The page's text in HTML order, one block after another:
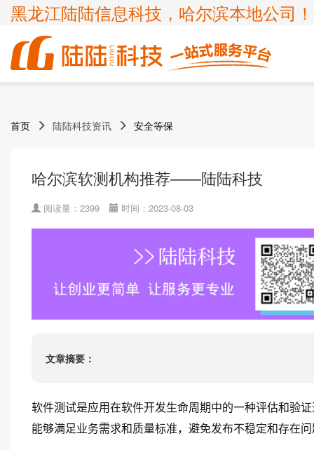
黑龙江陆陆信息科技，哈尔滨本地公司！
企业服务
APPLICATION CONDITIONS
呼叫中心业务
外资经营电信业务
诊所备案
知识产权
商标疑难
认证服务
ISO14001
ISO27001
ISO20000
FSC森林认证
ISO22000
IATF16949
项目申报
专精特新
首页 陆陆科技资讯 安全等保
哈尔滨软测机构推荐——陆陆科技
阅读量：2399 时间：2023-08-03
文章摘要：
软件测试是应用在软件开发生命周期中的一种评估和验
能够满足业务需求和质量标准，避免发布不稳定和存在